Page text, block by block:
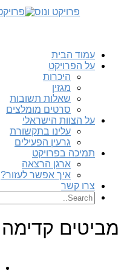
עמוד הבית
על הפרויקט
היכרות
מגזין
שאלות תשובות
סרטים מומלצים
על הצוות הישראלי
עלינו בתקשורת
גרעין הפעילים
תמיכה בפרויקט
ארגן הרצאה
איך אפשר לעזור?
צרו קשר
מביטים קדימה